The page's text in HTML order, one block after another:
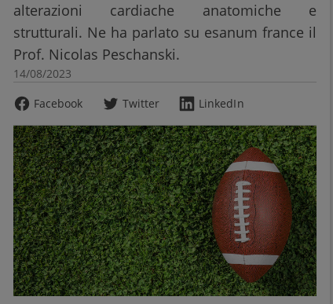
alterazioni cardiache anatomiche e
strutturali. Ne ha parlato su esanum france il
Prof. Nicolas Peschanski.
14/08/2023
Facebook
Twitter LinkedIn